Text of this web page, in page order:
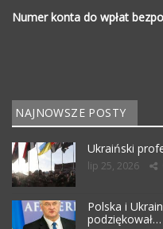
Numer konta do wpłat
NAJNOWSZE POSTY
Ukraiński
lip 25, 2026
Polska i
podziękował…